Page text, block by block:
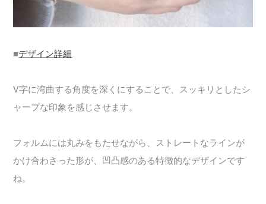
■デザイン詳細
V字に湾曲する角度を深くにすることで、スッキリとしたシ
ャープな印象を感じさせます。
フォルムには丸みをもたせながら、ストレートなラインが
かけ合わさった形が、凹凸感のある特徴的なデザインです
ね。